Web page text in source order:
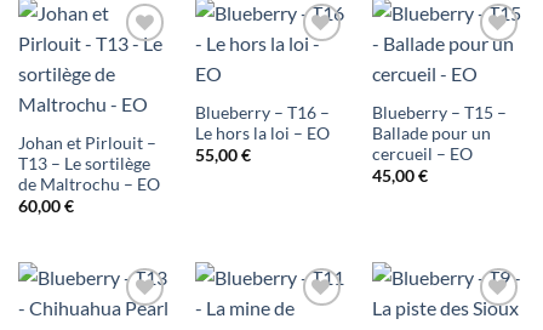
Ajouter
à ma
d'envies
Johan et Pirlouit –
T13 – Le sortilège
de Maltrochu – EO
60,00€
liste
Blueberry – T16 –
Le hors la loi – EO
55,00€
Ajouter
liste
d'envies
Blueberry – T15 –
Ballade pour un
cercueil – EO
45,00€